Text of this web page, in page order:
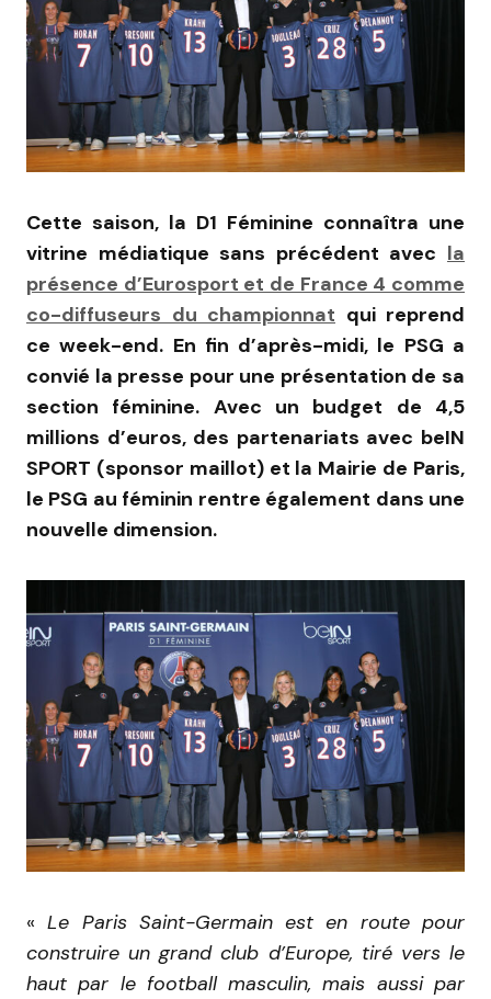
Cette saison, la D1 Féminine connaîtra une
vitrine médiatique sans précédent avec la
présence d’Eurosport et de France 4 comme
co-diffuseurs du championnat qui reprend
ce week-end. En fin d’après-midi, le PSG a
convié la presse pour une présentation de sa
section féminine. Avec un budget de 4,5
millions d’euros, des partenariats avec beIN
SPORT (sponsor maillot) et la Mairie de Paris,
le PSG au féminin rentre également dans une
nouvelle dimension.
«Le Paris Saint-Germain est en route pour
construire un grand club d’Europe, tiré vers le
haut par le football masculin, mais aussi par